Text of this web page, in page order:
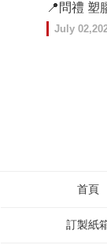
📍問禮 塑
July
首頁
訂製紙